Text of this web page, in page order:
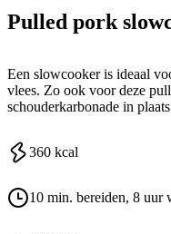
Pulled pork
Een slowcooker is ideaal
vlees. Zo ook voor deze
schouderkarbonade in
360 kcal
10 min. bereiden, 8 uur